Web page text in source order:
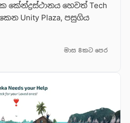
කේන්ද්‍රස්ථානය හෙවත් Tech
Unity Plaza, පසුගිය
මාස 8කට පෙර